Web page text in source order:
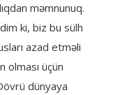
məmnunuq.
ki, biz bu sülh
azad etməli
olması üçün
dünyaya